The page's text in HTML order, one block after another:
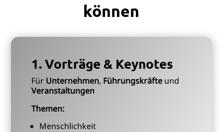
können
1. Vorträge & Keynotes
Für Unternehmen, Führungskräfteund
Veranstaltungen
Themen:
Menschlichkeit